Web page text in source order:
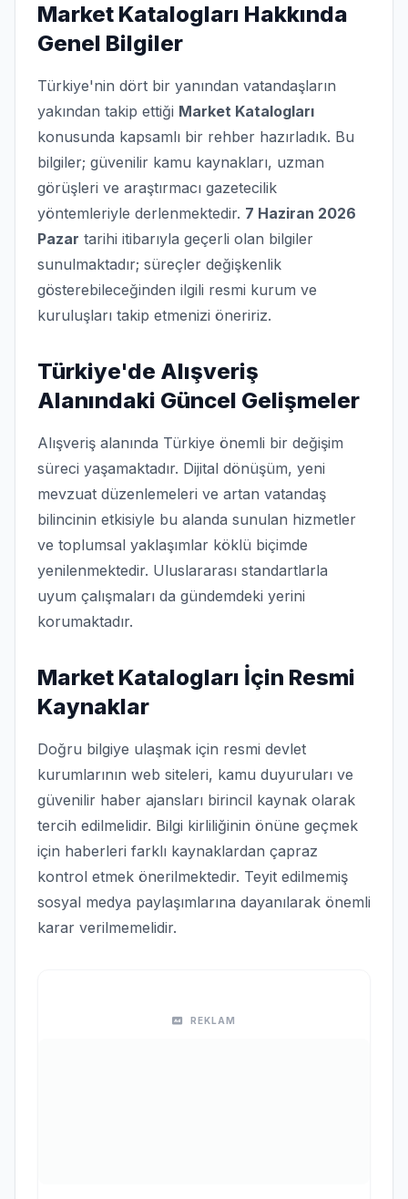
Market Katalogları Hakkında
Genel Bilgiler
Türkiye'nin dört bir yanından vatandaşların
yakından takip ettiği Market Katalogları
konusunda kapsamlı bir rehber hazırladık. Bu
bilgiler; güvenilir kamu kaynakları, uzman
görüşleri ve araştırmacı gazetecilik
yöntemleriyle derlenmektedir. 7 Haziran 2026
Pazar tarihi itibarıyla geçerli olan bilgiler
sunulmaktadır; süreçler değişkenlik
gösterebileceğinden ilgili resmi kurum ve
kuruluşları takip etmenizi öneririz.
Türkiye'de Alışveriş
Alanındaki Güncel Gelişmeler
Alışveriş alanında Türkiye önemli bir değişim
süreci yaşamaktadır. Dijital dönüşüm, yeni
mevzuat düzenlemeleri ve artan vatandaş
bilincinin etkisiyle bu alanda sunulan hizmetler
ve toplumsal yaklaşımlar köklü biçimde
yenilenmektedir. Uluslararası standartlarla
uyum çalışmaları da gündemdeki yerini
korumaktadır.
Market Katalogları İçin Resmi
Kaynaklar
Doğru bilgiye ulaşmak için resmi devlet
kurumlarının web siteleri, kamu duyuruları ve
güvenilir haber ajansları birincil kaynak olarak
tercih edilmelidir. Bilgi kirliliğinin önüne geçmek
için haberleri farklı kaynaklardan çapraz
kontrol etmek önerilmektedir. Teyit edilmemiş
sosyal medya paylaşımlarına dayanılarak önemli
karar verilmemelidir.
REKLAM